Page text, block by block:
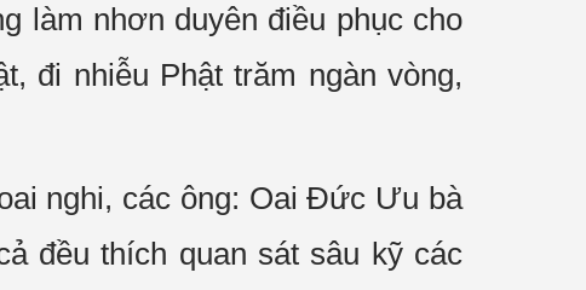
làm nhơn duyên điều phục cho
đi nhiễu Phật trăm ngàn vòng,
nghi, các ông: Oai Đức Ưu bà
đều thích quan sát sâu kỹ các